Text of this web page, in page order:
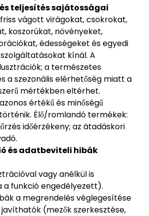
teljesítés sajátosságai
vágott virágokat, csokrokat,
koszorúkat, növényeket,
édességeket és egyedi
kínál. A
a természetes
a szezonális elérhetőség miatt a
mértékben eltérhet.
értékű és minőségű
Élő/romlandó termékek:
időérzékeny; az átadáskori
és adatbeviteli hibák
vagy anélkül is
a funkció engedélyezett).
a megrendelés véglegesítése
(mezők szerkesztése,